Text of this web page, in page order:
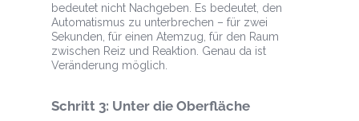
bedeutet nicht Nachgeben. Es bedeutet, den
Automatismus zu unterbrechen – für zwei
Sekunden, für einen Atemzug, für den Raum
zwischen Reiz und Reaktion. Genau da ist
Veränderung möglich.
Schritt 3: Unter die Oberfläche